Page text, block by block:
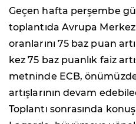
Geçen hafta perşembe
toplantıda Avrupa Merkez
oranlarını 75 baz puan
kez 75 baz puanlık faiz
metninde ECB,
artışlarının devam
Toplantı sonrasında